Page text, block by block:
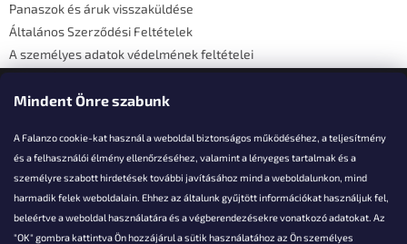
Mindent Önre szabunk
A Falanzo cookie-kat használ a weboldal biztonságos működéséhez, a teljesítmény
és a felhasználói élmény ellenőrzéséhez, valamint a lényeges tartalmak és a
személyre szabott hirdetések további javításához mind a weboldalunkon, mind
harmadik felek weboldalain. Ehhez az általunk gyűjtött információkat használjuk fel,
beleértve a weboldal használatára és a végberendezésekre vonatkozó adatokat. Az
"OK" gombra kattintva Ön hozzájárul a sütik használatához az Ön személyes
Panaszok és áruk visszaküldése
Általános Szerződési Feltételek
A személyes adatok védelmének feltételei
Elérhetőségi adatok
Akarsz kérdezni valamit?
info@falanzo.hu